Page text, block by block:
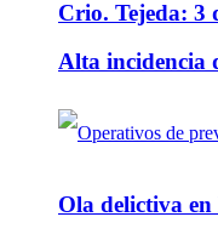
Crio. Tejeda: 3
Alta incidencia
Ola delictiva